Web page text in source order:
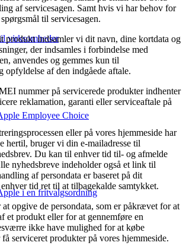
virksomheder
Employee Choice
i en fritvalgsordning
af servicesagen. Samt hvis vi har behov for
til servicesagen.
produkt indsamler vi dit navn, dine kortdata og
der indsamles i forbindelse med
anvendes og gemmes kun til
opfyldelse af den indgåede aftale.
nummer på servicerede produkter indhenter
reklamation, garanti eller serviceaftale på
eller på vores hjemmeside har
hertil, bruger vi din e-mailadresse til
Du kan til enhver tid til- og afmelde
nyhedsbreve indeholder også et link til
af persondata er baseret på dit
tid ret til at tilbagekalde samtykket.
opgive de persondata, som er påkrævet for at
et produkt eller for at gennemføre en
ikke have mulighed for at købe
serviceret produkter på vores hjemmeside.